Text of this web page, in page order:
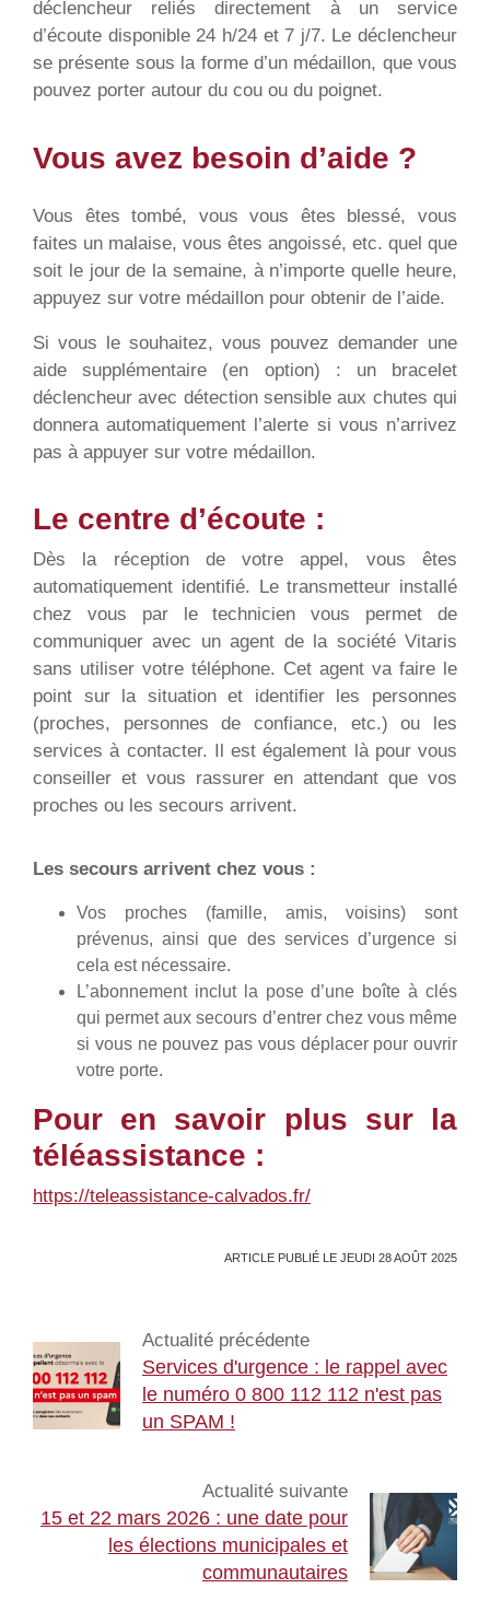
déclencheur reliés directement à un service
d’écoute disponible 24 h/24 et 7 j/7. Le déclencheur
se présente sous la forme d’un médaillon, que vous
pouvez porter autour du cou ou du poignet.
Vous avez besoin d’aide ?
Vous êtes tombé, vous vous êtes blessé, vous
faites un malaise, vous êtes angoissé, etc. quel que
soit le jour de la semaine, à n’importe quelle heure,
appuyez sur votre médaillon pour obtenir de l’aide.
Si vous le souhaitez, vous pouvez demander une
aide supplémentaire (en option) : un bracelet
déclencheur avec détection sensible aux chutes qui
donnera automatiquement l’alerte si vous n’arrivez
pas à appuyer sur votre médaillon.
Le centre d’écoute :
Dès la réception de votre appel, vous êtes
automatiquement identifié. Le transmetteur installé
chez vous par le technicien vous permet de
communiquer avec un agent de la société Vitaris
sans utiliser votre téléphone. Cet agent va faire le
point sur la situation et identifier les personnes
(proches, personnes de confiance, etc.) ou les
services à contacter. Il est également là pour vous
conseiller et vous rassurer en attendant que vos
proches ou les secours arrivent.
Les secours arrivent chez vous :
Vos proches (famille, amis, voisins) sont
prévenus, ainsi que des services d’urgence si
cela est nécessaire.
L’abonnement inclut la pose d’une boîte à clés
qui permet aux secours d’entrer chez vous même
si vous ne pouvez pas vous déplacer pour ouvrir
votre porte.
Pour en savoir plus sur la
téléassistance :
https://teleassistance-calvados.fr/
ARTICLE PUBLIÉ LE JEUDI 28 AOÛT 2025
Actualité précédente
Services d'urgence : le rappel avec
le numéro 0 800 112 112 n'est pas
un SPAM !
Actualité suivante
15 et 22 mars 2026 : une date pour
les élections municipales et
communautaires